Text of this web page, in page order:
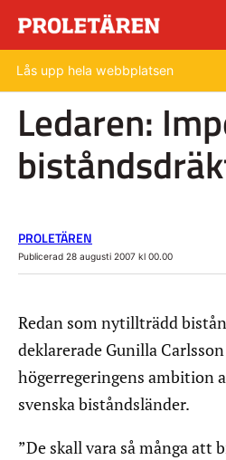
Lås upp hela webbplatsen
Ledaren:
PROLETÄREN
Publicerad 28 augusti 2007 kl 00.00
Redan som nytillträdd
deklarerade Gunilla
högerregeringens ambition
svenska biståndsländer.
”De skall vara så många